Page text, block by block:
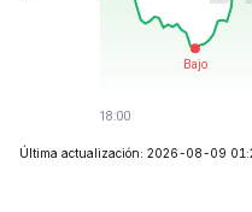
Última actualización: 2026-08-09